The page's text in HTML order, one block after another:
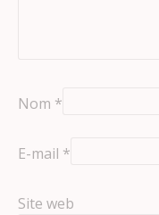
Nom *
E-mail *
Site web